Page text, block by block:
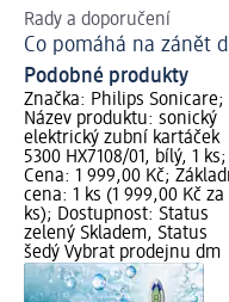
Rady a doporučení
Co pomáhá na zánět
Podobné produkty
Značka: Philips Sonicare;
Název produktu: sonický
elektrický zubní kartáček
5300 HX7108/01, bílý, 1 ks;
Cena: 1 999,00 Kč;
cena: 1 ks (1 999,00 Kč za
ks); Dostupnost: Status
zelený Skladem, Status
šedý Vybrat prodejnu dm